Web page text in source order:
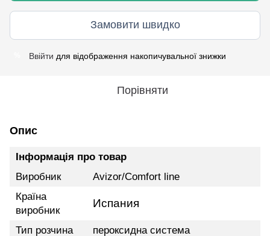
Замовити швидко
Ввійти для відображення накопичувальної знижки
Порівняти
Опис
Інформація про товар
Виробник
Avizor/Comfort line
Країна
виробник
Испания
Тип розчина
пероксидна система